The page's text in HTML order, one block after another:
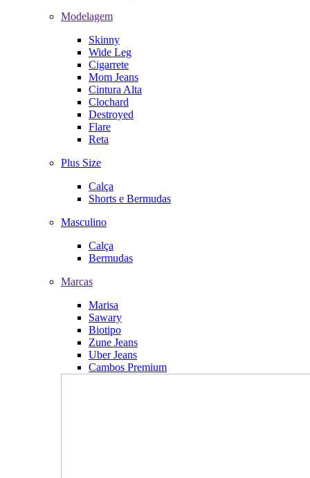
Modelagem
Skinny
Wide Leg
Cigarrete
Mom Jeans
Cintura Alta
Clochard
Destroyed
Flare
Reta
Plus Size
Calça
Shorts e Bermudas
Masculino
Calça
Bermudas
Marcas
Marisa
Sawary
Biotipo
Zune Jeans
Uber Jeans
Cambos Premium